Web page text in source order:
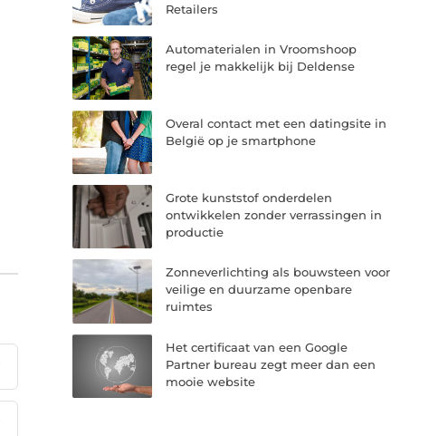
Retailers
Automaterialen in Vroomshoop
regel je makkelijk bij Deldense
Overal contact met een datingsite in
België op je smartphone
Grote kunststof onderdelen
ontwikkelen zonder verrassingen in
productie
Zonneverlichting als bouwsteen voor
veilige en duurzame openbare
ruimtes
Het certificaat van een Google
Partner bureau zegt meer dan een
mooie website